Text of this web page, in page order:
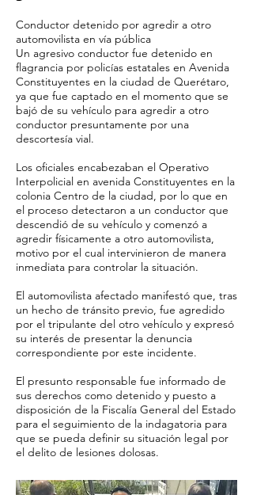
Conductor detenido por agredir a otro
automovilista en vía pública
Un agresivo conductor fue detenido en
flagrancia por policías estatales en Avenida
Constituyentes en la ciudad de Querétaro,
ya que fue captado en el momento que se
bajó de su vehículo para agredir a otro
conductor presuntamente por una
descortesía vial.
Los oficiales encabezaban el Operativo
Interpolicial en avenida Constituyentes en la
colonia Centro de la ciudad, por lo que en
el proceso detectaron a un conductor que
descendió de su vehículo y comenzó a
agredir físicamente a otro automovilista,
motivo por el cual intervinieron de manera
inmediata para controlar la situación.
El automovilista afectado manifestó que, tras
un hecho de tránsito previo, fue agredido
por el tripulante del otro vehículo y expresó
su interés de presentar la denuncia
correspondiente por este incidente.
El presunto responsable fue informado de
sus derechos como detenido y puesto a
disposición de la Fiscalía General del Estado
para el seguimiento de la indagatoria para
que se pueda definir su situación legal por
el delito de lesiones dolosas.